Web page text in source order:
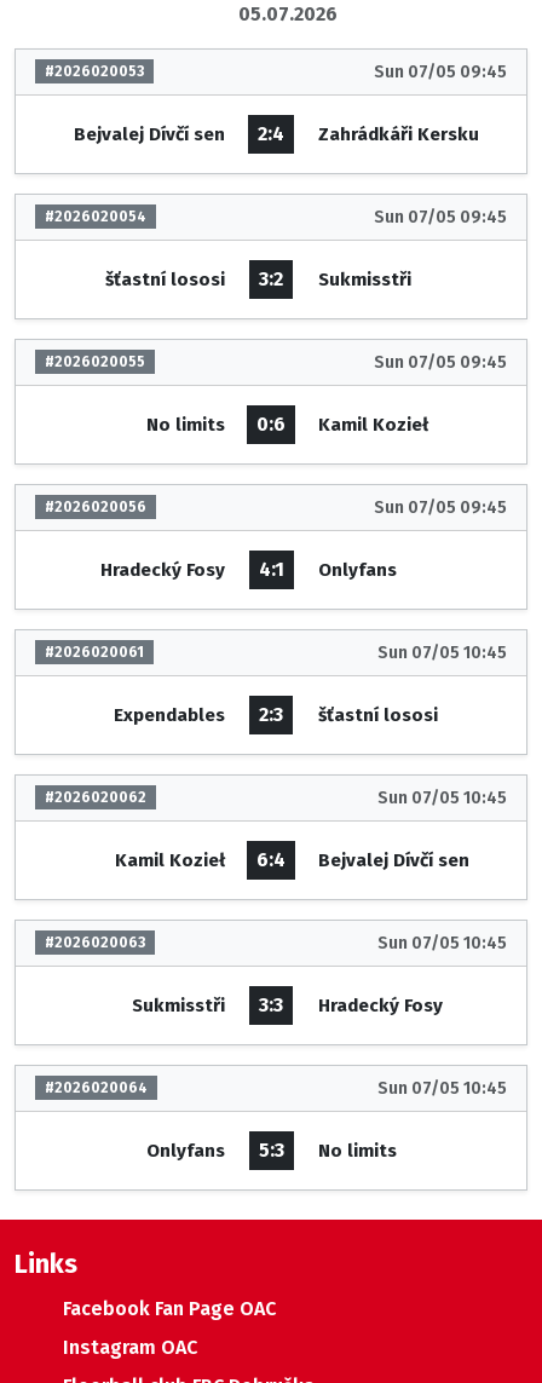
05.07.2026
#2026020053 Sun 07/05 09:45
Bejvalej Dívčí sen 2:4 Zahrádkáři Kersku
#2026020054 Sun 07/05 09:45
šťastní lososi 3:2 Sukmisstři
#2026020055 Sun 07/05 09:45
No limits 0:6 Kamil Kozieł
#2026020056 Sun 07/05 09:45
Hradecký Fosy 4:1 Onlyfans
#2026020061 Sun 07/05 10:45
Expendables 2:3 šťastní lososi
#2026020062 Sun 07/05 10:45
Kamil Kozieł 6:4 Bejvalej Dívčí sen
#2026020063 Sun 07/05 10:45
Sukmisstři 3:3 Hradecký Fosy
#2026020064 Sun 07/05 10:45
Onlyfans 5:3 No limits
Links
Facebook Fan Page OAC
Instagram OAC